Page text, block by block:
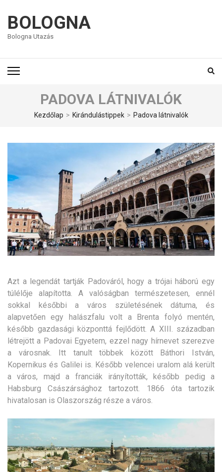
BOLOGNA
Bologna Utazás
PADOVA LÁTNIVALÓK
Kezdőlap > Kirándulástippek > Padova látnivalók
Azt a legendát tartják Padováról, hogy a trójai háború egy
túlélője alapította. A valóságban természetesen, ennél
sokkal későbbi a város születésének dátuma, és
alapvetően egy halászfalu volt a Brenta folyó mentén,
később gazdasági központtá fejlődött. A XIII. században
létrejött a Padovai Egyetem, ezzel nagy hírnevet szerezve
a városnak. Itt tanult többek között Báthori István,
Kopernikus és Galilei is. Később velencei uralom alá került
a város, majd a franciák irányították, később pedig a
Habsburg Császársághoz tartozott. 1866 óta tartozik
hivatalosan is Olaszország része a város.